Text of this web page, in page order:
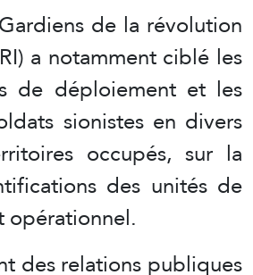
de la révolution
a notamment ciblé les
de déploiement et les
sionistes en divers
occupés, sur la
des unités de
opérationnel.
des relations publiques